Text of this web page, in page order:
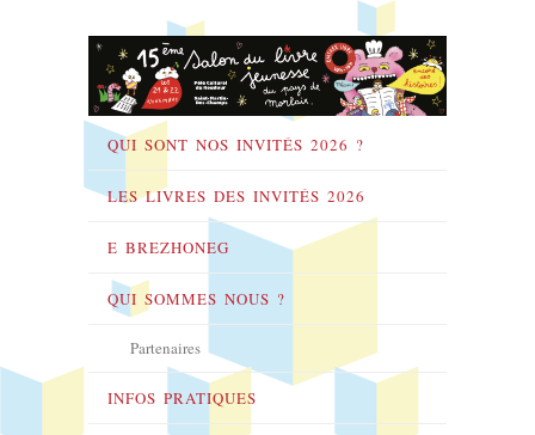
QUI SONT NOS INVITÉS 2026 ?
LES LIVRES DES INVITÉS 2026
E BREZHONEG
QUI SOMMES NOUS ?
Partenaires
INFOS PRATIQUES